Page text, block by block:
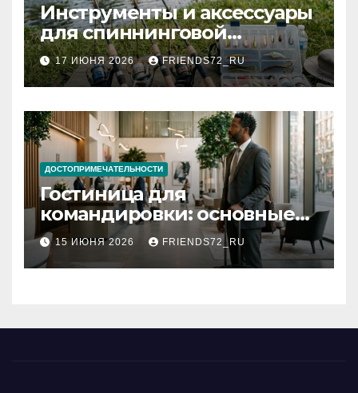
Инструменты и аксессуары
для спиннинговой
рыбалки: назначение и
типы
17 ИЮНЯ 2026 FRIENDS72_RU
ДОСТОПРИМЕЧАТЕЛЬНОСТИ
Гостиница для
командировки: основные
критерии выбора
15 ИЮНЯ 2026 FRIENDS72_RU